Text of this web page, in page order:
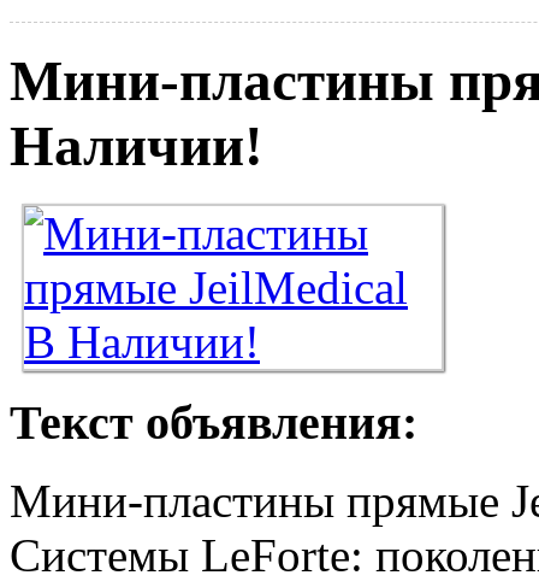
Мини-пластины
Наличии!
Текст объявления:
Мини-пластины прямые
Системы LeForte: